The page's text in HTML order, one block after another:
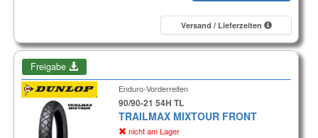
Versand / Lieferzeiten
Freigabe
Enduro-Vorderreifen
90/90-21 54H TL
TRAILMAX MIXTOUR FRONT
nicht am Lager